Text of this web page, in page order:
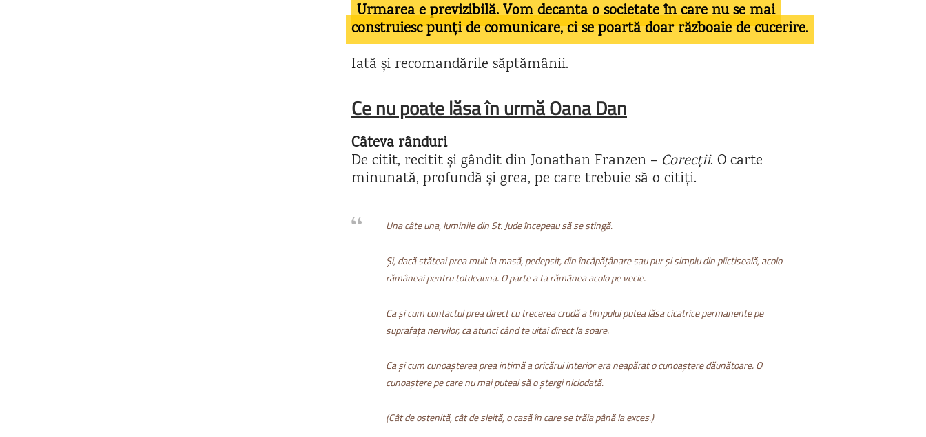
Urmarea e previzibilă. Vom decanta o societate în care nu se mai
construiesc punți de comunicare, ci se poartă doar războaie de cucerire.
Iată și recomandările săptămânii.
Ce nu poate lăsa în urmă Oana Dan
Câteva rânduri
De citit, recitit și gândit din Jonathan Franzen – Corecții. O carte
minunată, profundă și grea, pe care trebuie să o citiți.
Una câte una, luminile din St. Jude începeau să se stingă.
Și, dacă stăteai prea mult la masă, pedepsit, din încăpățânare sau pur și simplu din plictiseală, acolo
rămâneai pentru totdeauna. O parte a ta rămânea acolo pe vecie.
Ca și cum contactul prea direct cu trecerea crudă a timpului putea lăsa cicatrice permanente pe
suprafața nervilor, ca atunci când te uitai direct la soare.
Ca și cum cunoașterea prea intimă a oricărui interior era neapărat o cunoaștere dăunătoare. O
cunoaștere pe care nu mai puteai să o ștergi niciodată.
(Cât de ostenită, cât de sleită, o casă în care se trăia până la exces.)